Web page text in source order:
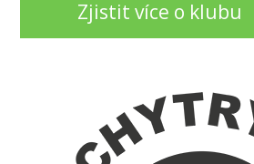
Zjistit více o klubu